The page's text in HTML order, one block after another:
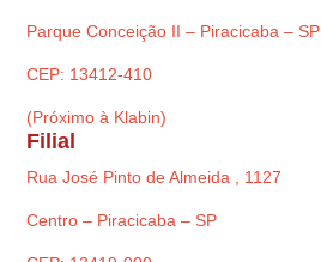
Parque Conceição II – Piracicaba – SP
CEP: 13412-410
(Próximo à Klabin)
Filial
Rua José Pinto de Almeida , 1127
Centro – Piracicaba – SP